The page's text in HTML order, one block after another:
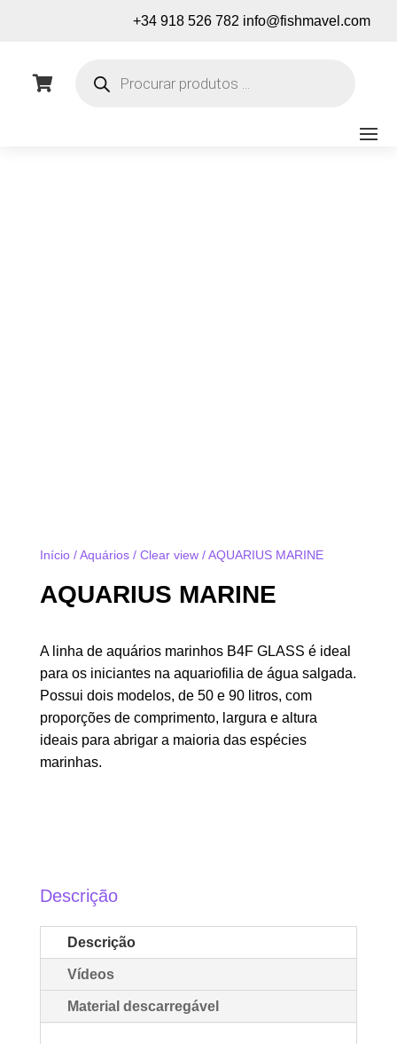
+34 918 526 782 info@fishmavel.com

produtos
Início/Aquários/ Clear view/ AQUARIUS MARINE
AQUARIUS MARINE
A linha de aquários marinhos B4F GLASS é ideal
para os iniciantes na aquariofilia de água salgada.
Possui dois modelos, de 50 e 90 litros, com
proporções de comprimento, largura e altura
ideais para abrigar a maioria das espécies
marinhas.
Descrição
Descrição
Vídeos
Material descarregável